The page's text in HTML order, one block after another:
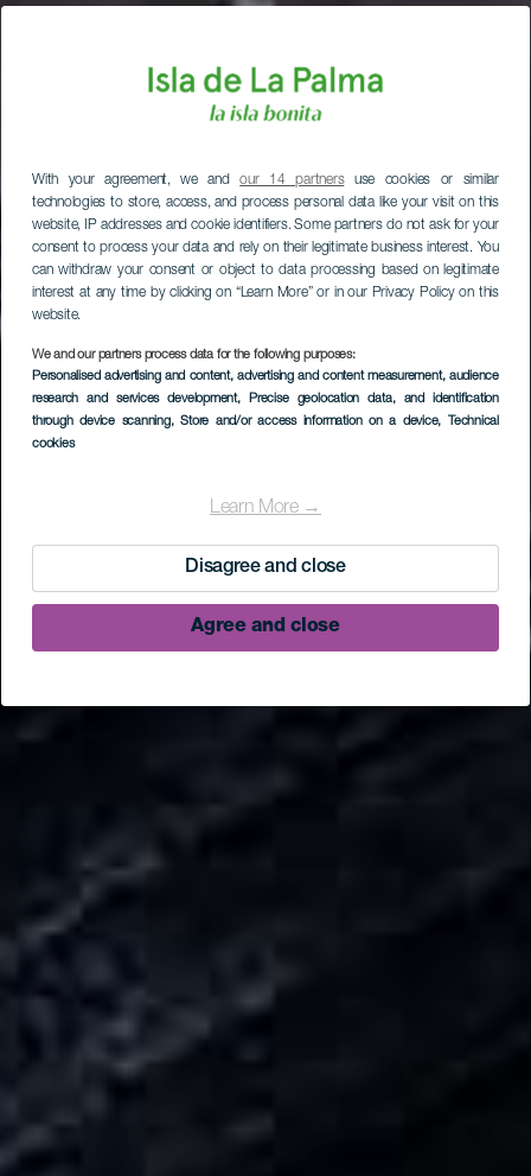
With your agreement, we andour 14 partnersuse cookies or similar
technologies to store, access, and process personal data like your visit on this
website, IP addresses and cookie identifiers. Some partners do not ask for your
consent to process your data and rely on their legitimate business interest. You
can withdraw your consent or object to data processing based on legitimate
interest at any time by clicking on “Learn More” or in our Privacy Policy on this
website.
We and our partners process data for the following purposes:
Personalised advertising and content, advertising and content measurement, audience
research and services development, Precise geolocation data, and identification
through device scanning, Store and/or access information on a device, Technical
cookies
Learn More →
Disagree and close
Agree and close